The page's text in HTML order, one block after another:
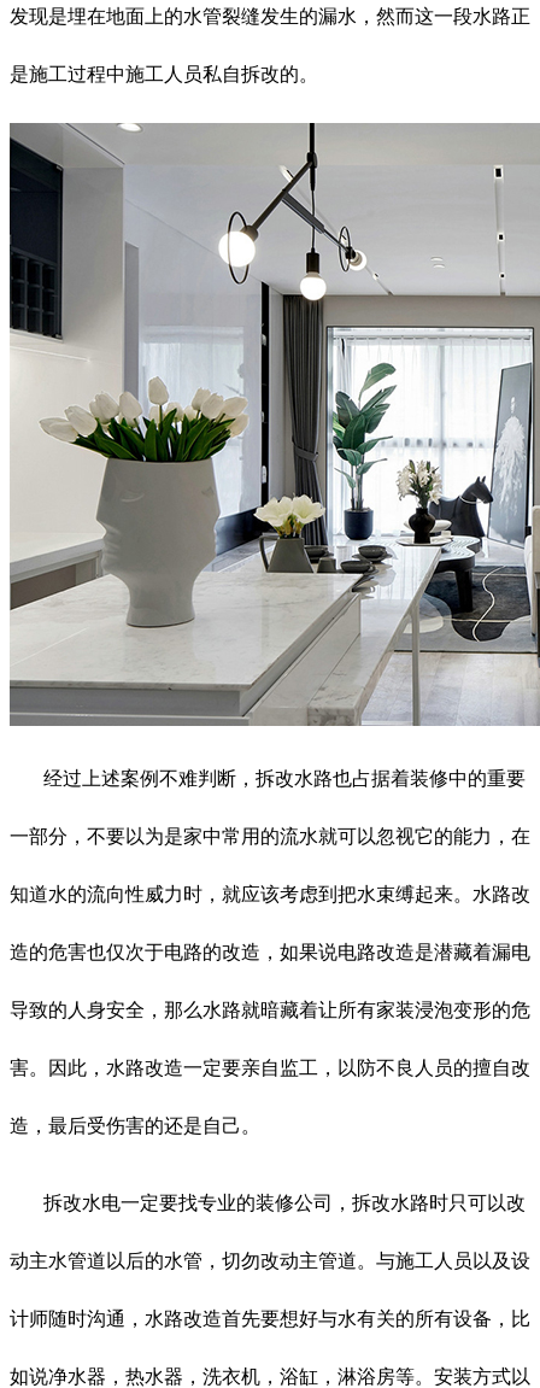
发现是埋在地面上的水管裂缝发生的漏水，然而这一段水路正
是施工过程中施工人员私自拆改的。
经过上述案例不难判断，拆改水路也占据着装修中的重要
一部分，不要以为是家中常用的流水就可以忽视它的能力，在
知道水的流向性威力时，就应该考虑到把水束缚起来。水路改
造的危害也仅次于电路的改造，如果说电路改造是潜藏着漏电
导致的人身安全，那么水路就暗藏着让所有家装浸泡变形的危
害。因此，水路改造一定要亲自监工，以防不良人员的擅自改
造，最后受伤害的还是自己。
拆改水电一定要找专业的装修公司，拆改水路时只可以改
动主水管道以后的水管，切勿改动主管道。与施工人员以及设
计师随时沟通，水路改造首先要想好与水有关的所有设备，比
如说净水器，热水器，洗衣机，浴缸，淋浴房等。安装方式以